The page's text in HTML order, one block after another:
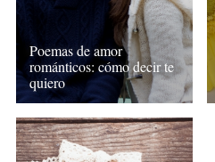
Poemas de amor
románticos: cómo decir te
quiero